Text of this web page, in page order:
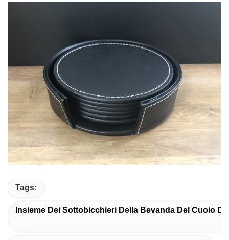
Tags:
Insieme Dei Sottobicchieri Della Bevanda Del Cuoio